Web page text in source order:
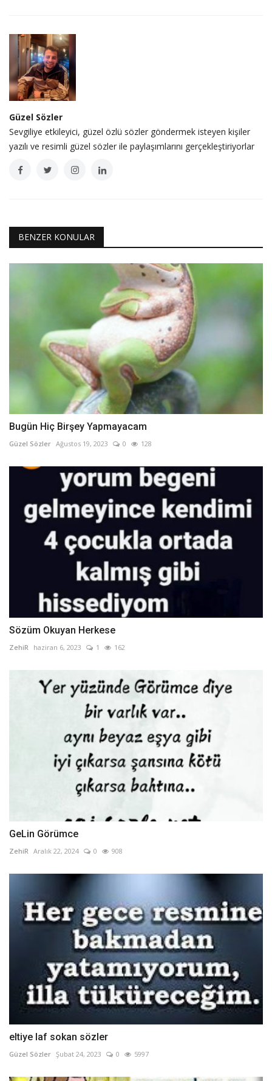
Güzel Sözler
Sevgiliye etkileyici, güzel özlü sözler göndermek isteyen kişiler
yazılı ve resimli güzel sözler ile paylaşımlarını gerçekleştiriyorlar
BENZER KONULAR
Bugün Hiç Birşey Yapmayacam
Güzel Sözler Ağustos 19, 2023 0 128
Sözüm Okuyan Herkese
ZehiR haziran 6, 2023 1 162
GeLin Görümce
ZehiR Aralık 22, 2024 0 908
eltiye laf sokan sözler
Güzel Sözler Şubat 24, 2023 0 5997